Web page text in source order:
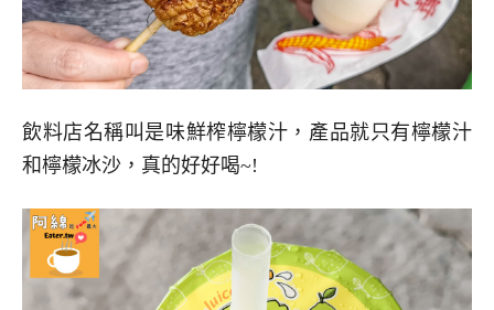
飲料店名稱叫是味鮮榨檸檬汁，產品就只有檸檬汁
和檸檬冰沙，真的好好喝~!